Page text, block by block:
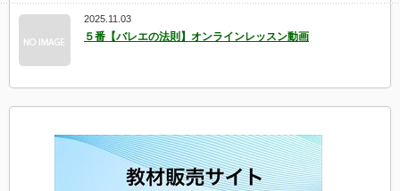
2025.11.03
５番【バレエの法則】オンラインレッスン動画